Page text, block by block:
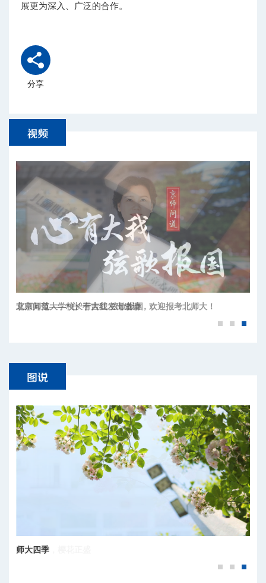
展更为深入、广泛的合作。
分享
北京师范大学校长于吉红发出邀请，欢迎报考北师大！
京师问道——“心”有大我 弦歌报国
师大四季
百廿京师，樱花正盛